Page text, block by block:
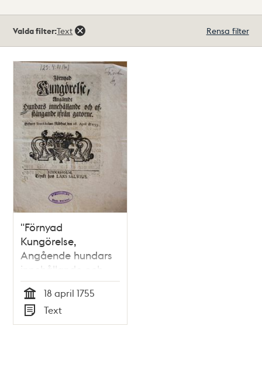
träffar
Valda filter:Text Rensa filter
"Förnyad
Kungörelse,
Angående hundars
innehållande och
afstängande från
gatorne" 1755
Tid
18 april 1755
Typ
Text